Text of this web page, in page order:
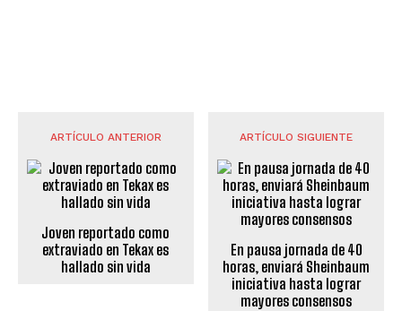
ARTÍCULO ANTERIOR
Joven reportado como
extraviado en Tekax es
hallado sin vida
ARTÍCULO SIGUIENTE
En pausa jornada de 40
horas, enviará Sheinbaum
iniciativa hasta lograr
mayores consensos